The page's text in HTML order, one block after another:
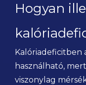
Hogyan
Kalóriadeficitben
használható,
viszonylag